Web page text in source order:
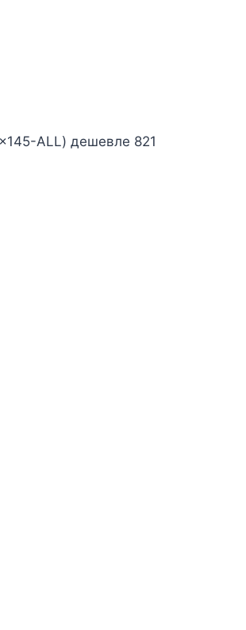
ALL) дешевле 821